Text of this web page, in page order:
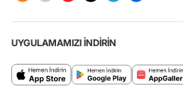
UYGULAMAMIZI İNDİRİN